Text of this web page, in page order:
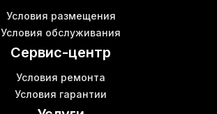
Условия размещения
Условия обслуживания
Сервис-центр
Условия ремонта
Условия гарантии